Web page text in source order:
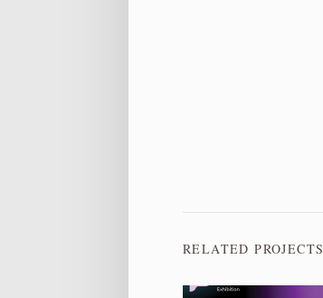
RELATED PROJECTS